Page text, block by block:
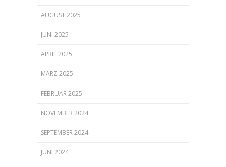
AUGUST 2025
JUNI 2025
APRIL 2025
MÄRZ 2025
FEBRUAR 2025
NOVEMBER 2024
SEPTEMBER 2024
JUNI 2024